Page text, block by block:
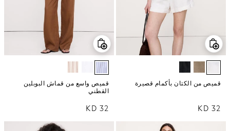
قميص من الكتان بأكمام قصيرة
السعر العادي
32 KD
قميص واسع من قماش البوبلين
القطني
السعر العادي
32 KD